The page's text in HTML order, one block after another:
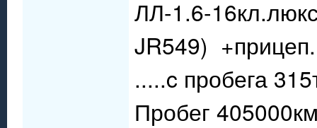
ЛЛ-1.6-
JR549) +прицеп.
.....c пробега
Пробег